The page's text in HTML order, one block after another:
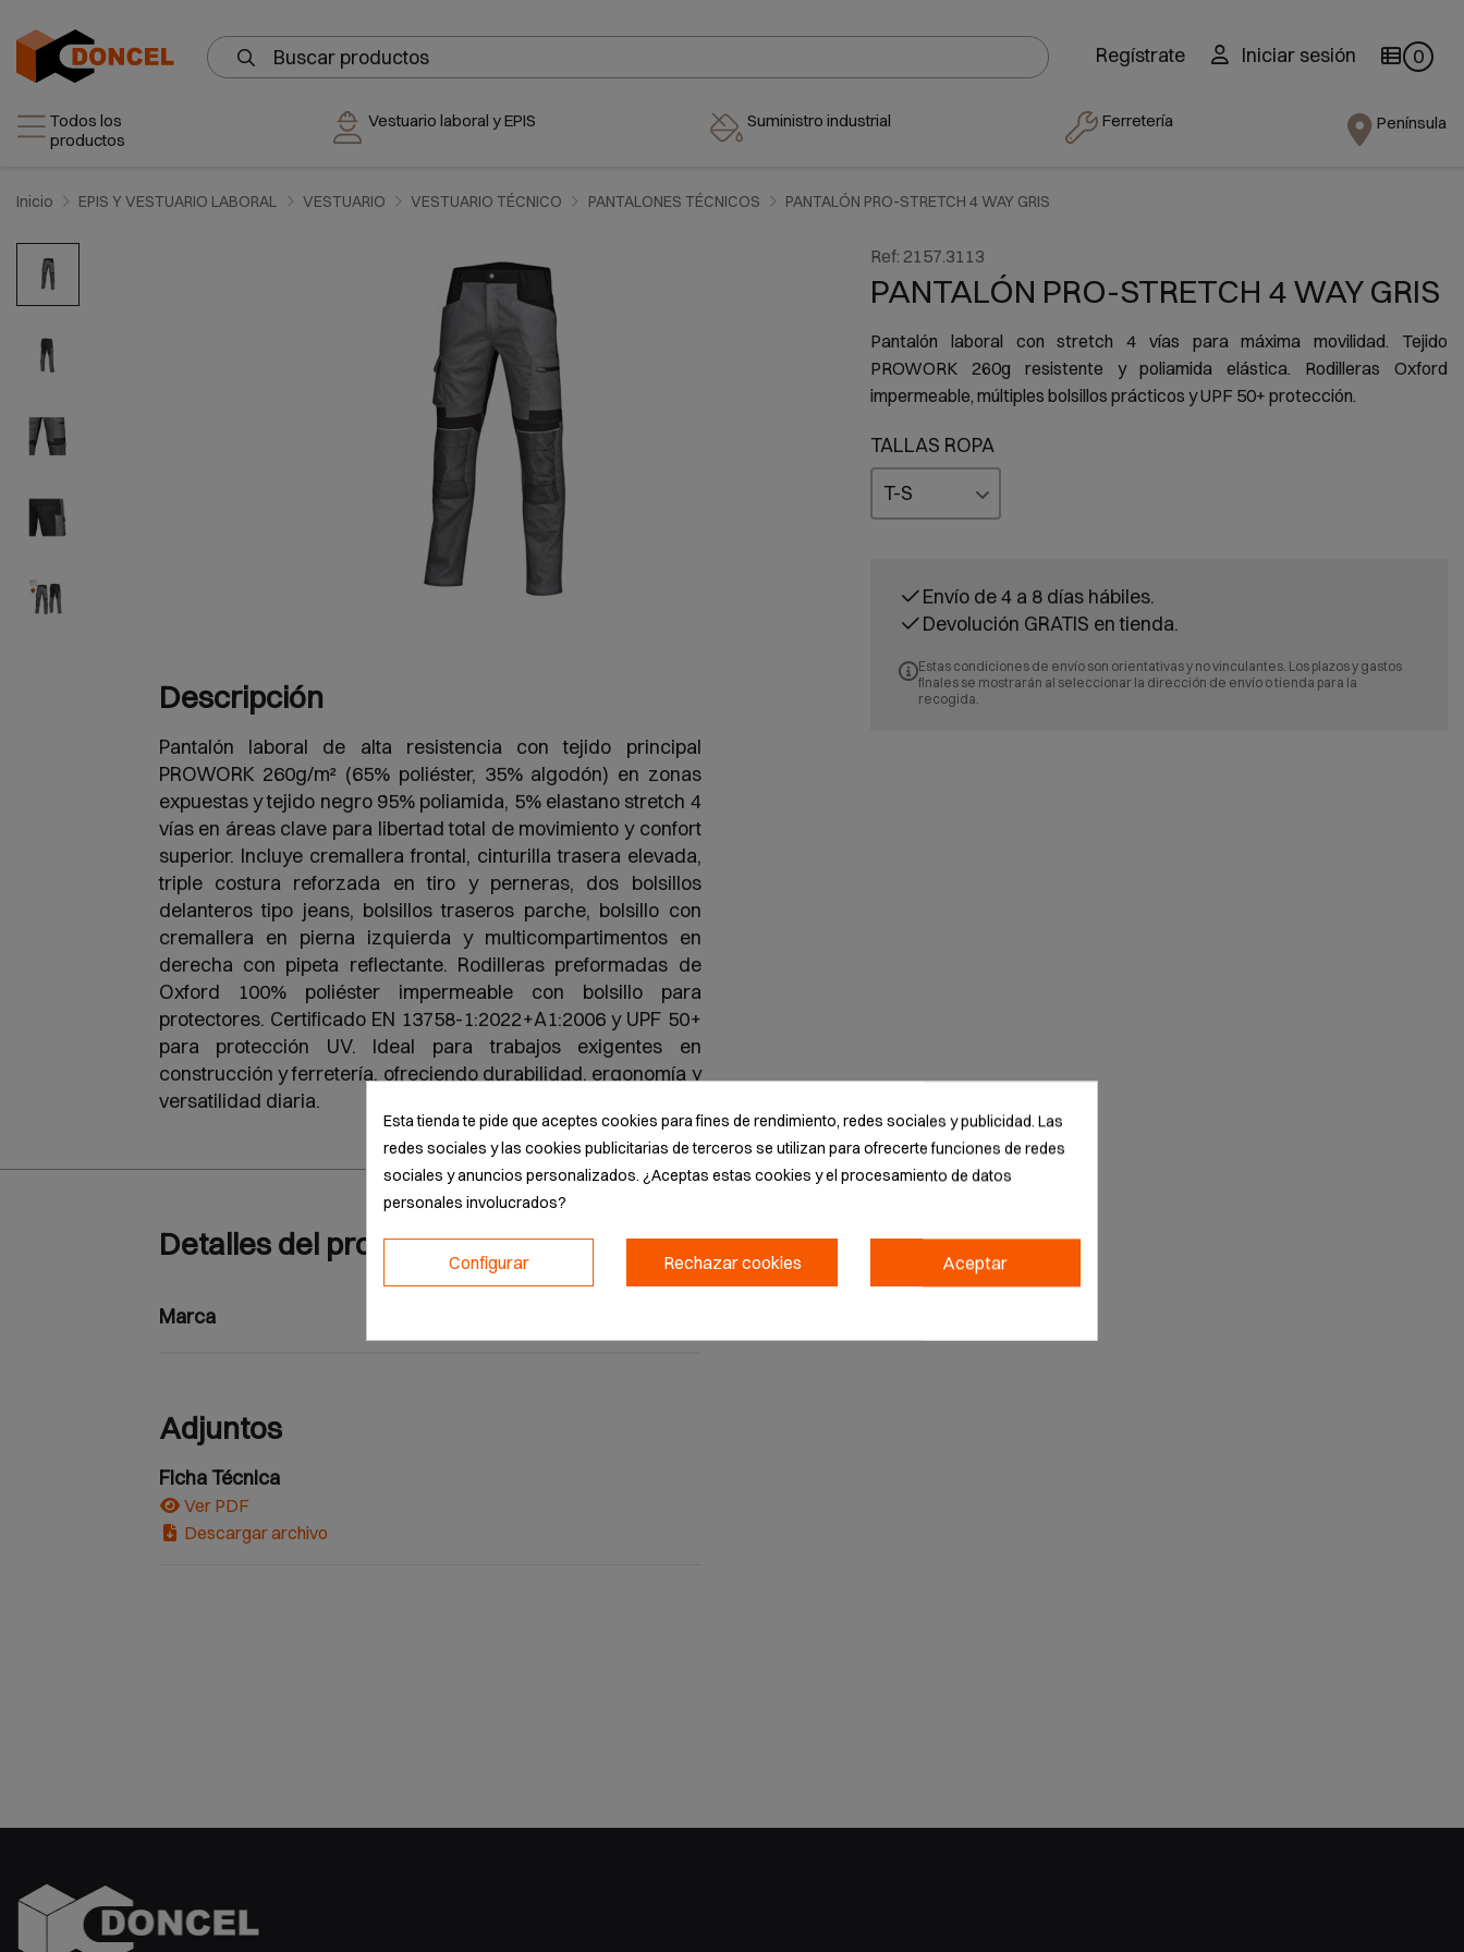
Regístrate Iniciar sesión 0
Todos los
productos
Vestuario laboral y EPIS Suministro industrial Ferretería Península
Inicio EPIS Y VESTUARIO LABORAL VESTUARIO VESTUARIO TÉCNICO PANTALONES TÉCNICOS PANTALÓN PRO-STRETCH 4 WAY GRIS
Descripción
Pantalón laboral de alta resistencia con tejido principal
PROWORK 260g/m² (65% poliéster, 35% algodón) en zonas
expuestas y tejido negro 95% poliamida, 5% elastano stretch 4
vías en áreas clave para libertad total de movimiento y confort
superior. Incluye cremallera frontal, cinturilla trasera elevada,
triple costura reforzada en tiro y perneras, dos bolsillos
delanteros tipo jeans, bolsillos traseros parche, bolsillo con
cremallera en pierna izquierda y multicompartimentos en
derecha con pipeta reflectante. Rodilleras preformadas de
Oxford 100% poliéster impermeable con bolsillo para
protectores. Certificado EN 13758-1:2022+A1:2006 y UPF 50+
para protección UV. Ideal para trabajos exigentes en
construcción y ferretería, ofreciendo durabilidad, ergonomía y
versatilidad diaria.
Detalles del producto
Marca
Adjuntos
Ficha Técnica
Ver PDF
Descargar archivo
Ref: 2157.3113
PANTALÓN PRO-STRETCH 4 WAY GRIS
Pantalón laboral con stretch 4 vías para máxima movilidad. Tejido
PROWORK 260g resistente y poliamida elástica. Rodilleras Oxford
impermeable, múltiples bolsillos prácticos y UPF 50+ protección.
TALLAS ROPA
Envío de 4 a 8 días hábiles.
Devolución GRATIS en tienda.
Estas condiciones de envío son orientativas y no vinculantes. Los plazos y gastos
finales se mostrarán al seleccionar la dirección de envío o tienda para la
recogida.
Esta tienda te pide que aceptes cookies para fines de rendimiento, redes sociales y publicidad. Las
redes sociales y las cookies publicitarias de terceros se utilizan para ofrecerte funciones de redes
sociales y anuncios personalizados. ¿Aceptas estas cookies y el procesamiento de datos
personales involucrados?
Aceptar
Rechazar cookies
Configurar